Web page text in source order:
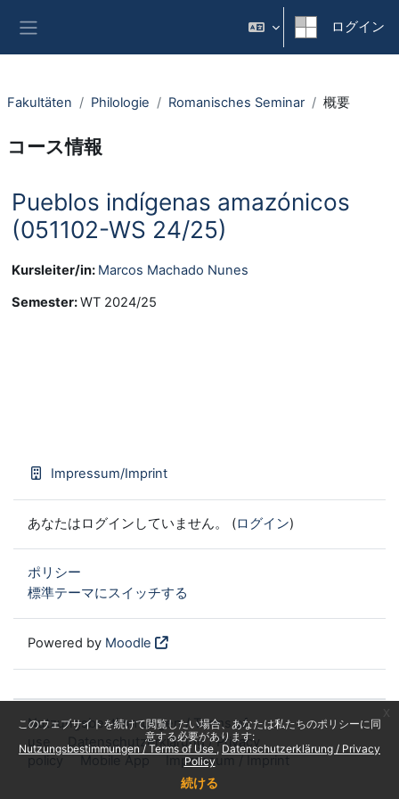
このウェブサイトを続けて閲覧したい場合、あなたは私たちのポリシーに同
意する必要があります:
Nutzungsbestimmungen / Terms of Use
Datenschutzerklärung / Privacy
Policy
続ける
ログイン
Fakultäten Philologie Romanisches Seminar 概要
コース情報
Pueblos indígenas amazónicos
(051102-WS 24/25)
Kursleiter/in: Marcos Machado Nunes
Semester:WT 2024/25
Impressum/Imprint
あなたはログインしていません。 (ログイン)
ポリシー
標準テーマにスイッチする
Powered by Moodle
Nutzungsbestimmungen / Terms of
use
Datenschutzerklärung / Privacy
policy
Mobile App Impressum / Imprint